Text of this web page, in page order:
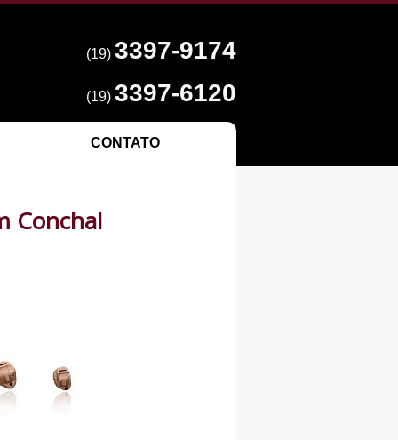
(19) 3397-9174
(19) 3397-6120
CONTATO
Conchal